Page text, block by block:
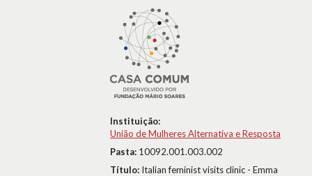
Instituição:
União de Mulheres Alternativa e Resposta
Pasta: 10092.001.003.002
Título: Italian feminist visits clinic - Emma